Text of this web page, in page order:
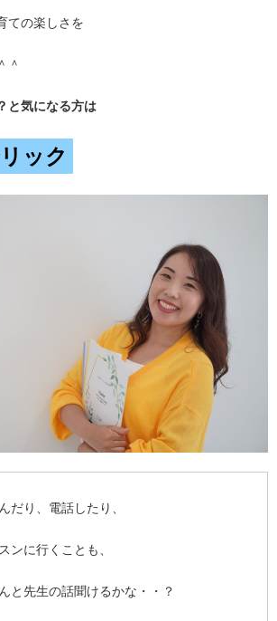
ての楽しさを
＾
と気になる方は
ック
だり、電話したり、
ンに行くことも、
と先生の話聞けるかな・・？